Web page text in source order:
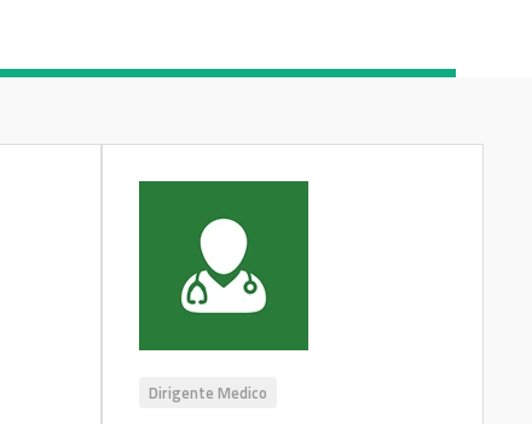
Dirigente Medico